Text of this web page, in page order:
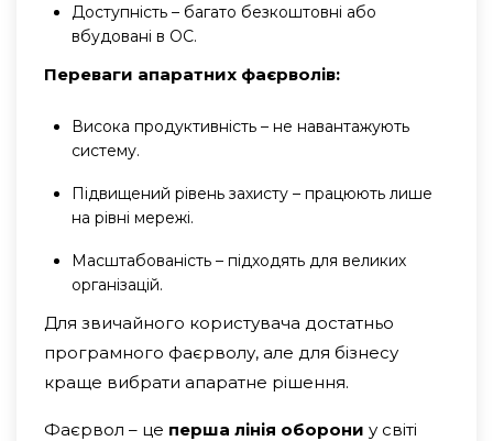
Доступність – багато безкоштовні або
вбудовані в ОС.
Переваги апаратних фаєрволів:
Висока продуктивність – не навантажують
систему.
Підвищений рівень захисту – працюють лише
на рівні мережі.
Масштабованість – підходять для великих
організацій.
Для звичайного користувача достатньо
програмного фаєрволу, але для бізнесу
краще вибрати апаратне рішення.
Фаєрвол – це перша лінія оборони у світі